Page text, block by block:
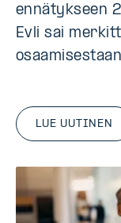
ennätykseen
Evli sai
LUE UUTINEN